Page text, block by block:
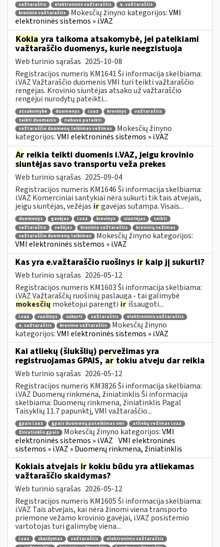
važtaraštis
elektroninis važtaraštis
e. važtaraštis
krovinio važtaraštis
Mokesčių žinyno kategorijos:VMI
elektroninės sistemos » i.VAZ
Kokia yra taikoma atsakomybė, jei pateikiami
važtaraščio duomenys, kurie neegzistuoja
Web turinio sąrašas 2025-10-08
Registracijos numeris KM1641 Ši informacija skelbiama:
i.VAZ Važtaraščio duomenis VMI turi teikti važtaraščio
rengėjas. Krovinio siuntėjas atsako už važtaraščio
rengėjui nurodytų pateikti...
atsakomybė duomenys i.vaz krovinys
važtaraštis
teikti duomenis
nebuvo pateikti
važtaraščio duomenų teikimas vežimas
Mokesčių žinyno
kategorijos:VMI elektroninės sistemos » i.VAZ
Ar reikia teikti duomenis i.VAZ, jeigu krovinio
siuntėjas savo transportu veža prekes
Web turinio sąrašas 2025-09-04
Registracijos numeris KM1646 Ši informacija skelbiama:
i.VAZ Komerciniai santykiai nėra sukurti tik tais atvejais,
jeigu siuntėjas, vežėjas irgavėjas sutampa. Visais...
duomenys gavėjas i.vaz krovinys siuntėjas
teikti
važtaraštis
vežėjas krovinio važtaraštis
krovinių vežimas
važtaraščio duomenų teikimas
Mokesčių žinyno kategorijos:
VMI elektroninės sistemos » i.VAZ
Kas yra e.važtaraščio ruošinys ir kaip jį sukurti?
Web turinio sąrašas 2026-05-12
Registracijos numeris KM1603 Ši informacija skelbiama:
i.VAZ Važtaraščių ruošinių paslauga - tai galimybė
mokesčių mokėtojui parengti ir išsaugoti...
i.vaz ruošinys sukurti važtaraštis
elektroninis važtaraštis
e. važtaraštis
krovinio važtaraštis
Mokesčių žinyno
kategorijos:VMI elektroninės sistemos » i.VAZ
Kai atliekų (šiukšlių) pervežimas yra
registruojamas GPAIS, ar tokiu atveju dar reikia
Web turinio sąrašas 2026-05-12
Registracijos numeris KM3826 Ši informacija skelbiama:
i.VAZ Duomenų rinkmena, žiniatinklis Ši informacija
skelbiama: Duomenų rinkmena, žiniatinklis Pagal
Taisyklių 11.7 papunktį, VMI važtaraščio...
gpais i.vaz gpais duomenų pateikimas vmi
atliekų vežimas i.vaz
žiniatinklis gpais
Mokesčių žinyno kategorijos:VMI
elektroninės sistemos » i.VAZ VMI elektroninės
sistemos » i.VAZ » Duomenų rinkmena, žiniatinklis
Kokiais atvejais ir kokiu būdu yra atliekamas
važtaraščio skaidymas?
Web turinio sąrašas 2026-05-12
Registracijos numeris KM1605 Ši informacija skelbiama:
i.VAZ Tais atvejais, kai nėra žinomi viena transporto
priemone vežamo krovinio gavėjai, i.VAZ posistemio
vartotojas turi galimybę viena...
i.vaz skaidymas važtaraštis
elektroninis važtaraštis